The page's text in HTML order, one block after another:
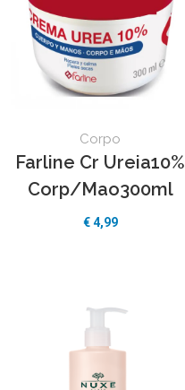
Corpo
Farline Cr Ureia10%
Corp/Mao300ml
€4,99